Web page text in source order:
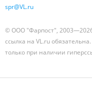
spr@VL.ru
© ООО "Фарпост",
ссылка на VL.ru
только при наличии